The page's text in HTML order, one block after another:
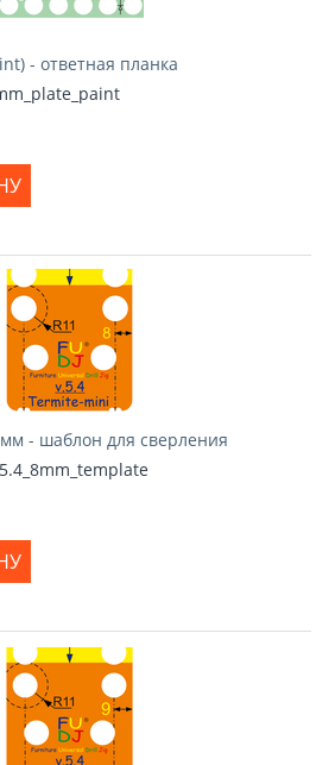
- ответная планка
- шаблон для сверления